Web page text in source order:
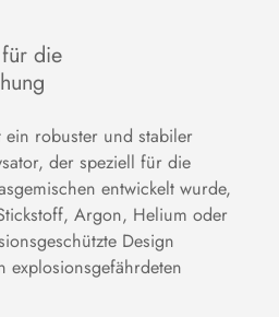
die
ein robuster und stabiler
der speziell für die
entwickelt wurde,
Argon, Helium oder
Design
explosionsgefährdeten